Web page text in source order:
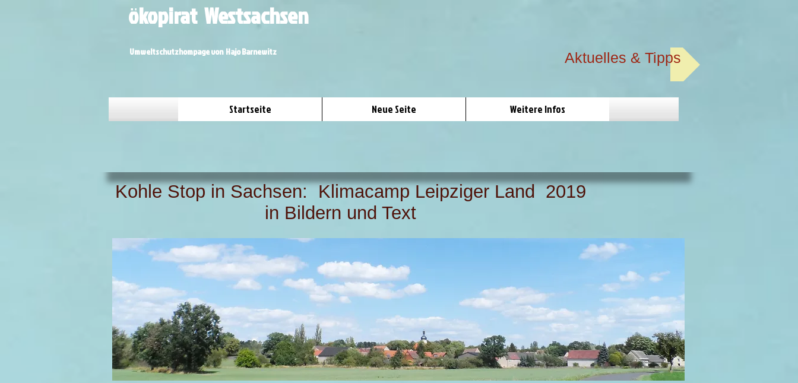
ökopirat Westsachsen
Umweltschutzhompage von Hajo Barnewitz Aktuelles & Tipps
Startseite Neue Seite Weitere Infos
Kohle Stop in Sachsen: Klimacamp Leipziger Land 2019
in Bildern und Text